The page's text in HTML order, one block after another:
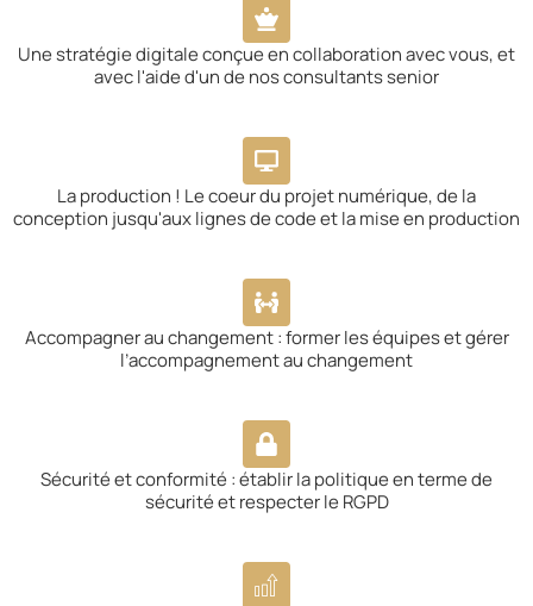
Une stratégie digitale conçue en collaboration avec vous, et
avec l'aide d'un de nos consultants senior
La production ! Le coeur du projet numérique, de la
conception jusqu'aux lignes de code et la mise en production
Accompagner au changement : former les équipes et gérer
l’accompagnement au changement
Sécurité et conformité : établir la politique en terme de
sécurité et respecter le RGPD